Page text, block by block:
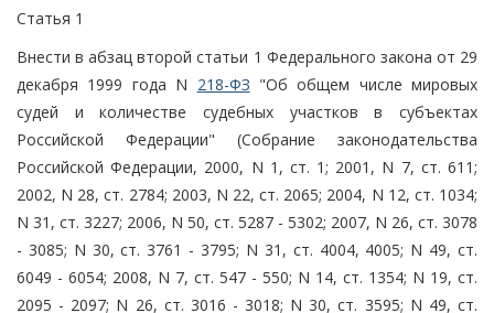
Статья 1
Внести в абзац второй статьи 1 Федерального закона от 29
декабря 1999 года N 218-ФЗ "Об общем числе мировых
судей и количестве судебных участков в субъектах
Российской Федерации" (Собрание законодательства
Российской Федерации, 2000, N 1, ст. 1; 2001, N 7, ст. 611;
2002, N 28, ст. 2784; 2003, N 22, ст. 2065; 2004, N 12, ст. 1034;
N 31, ст. 3227; 2006, N 50, ст. 5287 - 5302; 2007, N 26, ст. 3078
- 3085; N 30, ст. 3761 - 3795; N 31, ст. 4004, 4005; N 49, ст.
6049 - 6054; 2008, N 7, ст. 547 - 550; N 14, ст. 1354; N 19, ст.
2095 - 2097; N 26, ст. 3016 - 3018; N 30, ст. 3595; N 49, ст.